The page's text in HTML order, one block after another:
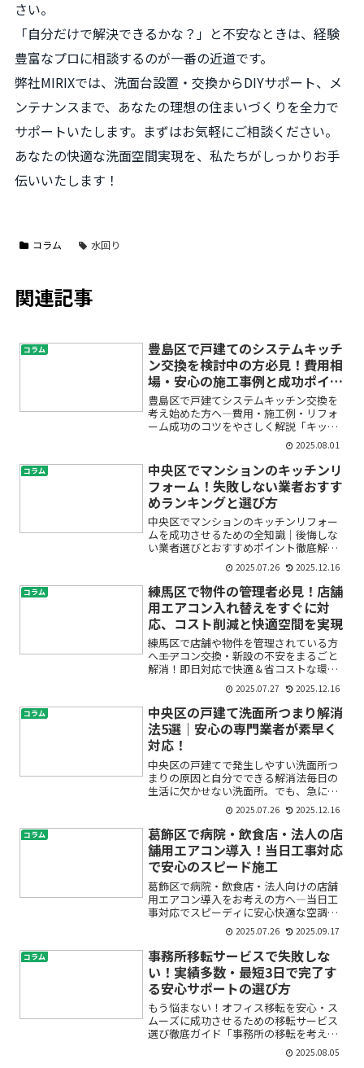
さい。
「自分だけで解決できるかな？」と不安なときは、経験
豊富なプロに相談するのが一番の近道です。
弊社MIRIXでは、洗面台設置・交換からDIYサポート、メ
ンテナンスまで、あなたの理想の住まいづくりを全力で
サポートいたします。まずはお気軽にご相談ください。
あなたの快適な洗面空間実現を、私たちがしっかりお手
伝いいたします！
コラム 水回り
関連記事
コラム
豊島区で戸建てのシステムキッチ
ン交換を検討中の方必見！費用相
場・安心の施工事例と成功ポイン
ト
豊島区で戸建てシステムキッチン交換を
考え始めた方へ―費用・施工例・リフォ
ーム成功のコツをやさしく解説「キッチ
ンが古くなってきた」「使い勝手をもっ
と良くしたい」「リフォーム費用ってど
れくらいかかるの？」――豊島区で戸建ての
システムキッチン交換...
2025.08.01
コラム
中央区でマンションのキッチンリ
フォーム！失敗しない業者おすす
めランキングと選び方
中央区でマンションのキッチンリフォー
ムを成功させるための全知識｜後悔しな
い業者選びとおすすめポイント徹底解説
中央区にお住まいで、マンションのキッ
チンリフォームを検討しているけれど、
「どんな業者に依頼すれば良い？」「費
用はどのくらいかかるの？...
2025.07.26 2025.12.16
コラム
練馬区で物件の管理者必見！店舗
用エアコン入れ替えをすぐに対
応、コスト削減と快適空間を実現
練馬区で店舗や物件を管理されている方
へ――エアコン交換・新設の不安をまるごと
解消！即日対応で快適＆省コストな環境
を手に入れる方法「店舗のエアコンが急
に壊れてしまい営業に支障が出ている」
「管理物件の入居者からエアコン不調の
連絡が来て、すぐに対...
2025.07.27 2025.12.16
コラム
中央区の戸建て洗面所つまり解消
法5選｜安心の専門業者が素早く
対応！
中央区の戸建てで発生しやすい洗面所つ
まりの原因と自分でできる解消法毎日の
生活に欠かせない洗面所。でも、急につ
まりや異臭、水が流れにくくなるなどの
トラブルに見舞われて困った経験はあり
ませんか？「急に水が流れなくなってし
まった」「どうやって直せ...
2025.07.26 2025.12.16
コラム
葛飾区で病院・飲食店・法人の店
舗用エアコン導入！当日工事対応
で安心のスピード施工
葛飾区で病院・飲食店・法人向けの店舗
用エアコン導入をお考えの方へ―当日工
事対応でスピーディに安心快適な空調環
境を実現！「突然エアコンが故障した」
「新規オープンやリニューアルですぐに
空調を整えたい」「法人として複数台の
導入が必要で、どこに相談...
2025.07.26 2025.09.17
コラム
事務所移転サービスで失敗しな
い！実績多数・最短3日で完了す
る安心サポートの選び方
もう悩まない！オフィス移転を安心・ス
ムーズに成功させるための移転サービス
選び徹底ガイド「事務所の移転を考えて
いるけれど、何から始めたらいいか分か
らない」「移転費用やレイアウト、業者
2025.08.05